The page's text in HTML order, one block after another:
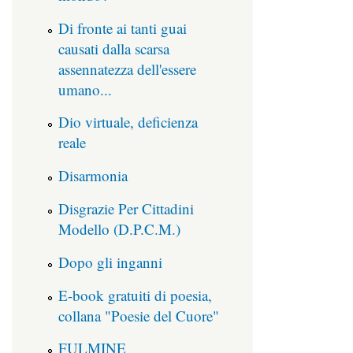
Di fronte ai tanti guai
causati dalla scarsa
assennatezza dell'essere
umano...
Dio virtuale, deficienza
reale
Disarmonia
Disgrazie Per Cittadini
Modello (D.P.C.M.)
Dopo gli inganni
E-book gratuiti di poesia,
collana "Poesie del Cuore"
FULMINE